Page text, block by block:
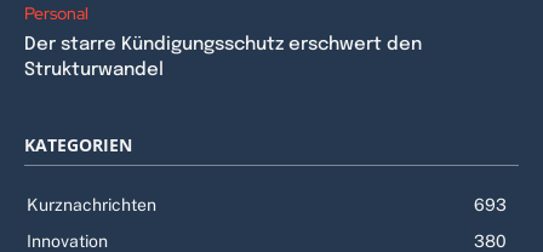
Personal
Der starre Kündigungsschutz erschwert den
Strukturwandel
KATEGORIEN
Kurznachrichten
693
Innovation
380